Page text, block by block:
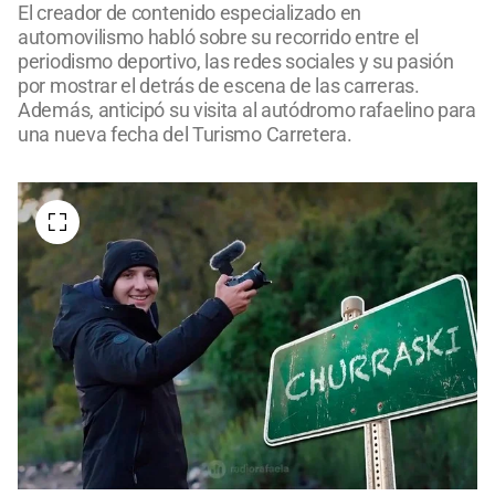
El creador de contenido especializado en
automovilismo habló sobre su recorrido entre el
periodismo deportivo, las redes sociales y su pasión
por mostrar el detrás de escena de las carreras.
Además, anticipó su visita al autódromo rafaelino para
una nueva fecha del Turismo Carretera.